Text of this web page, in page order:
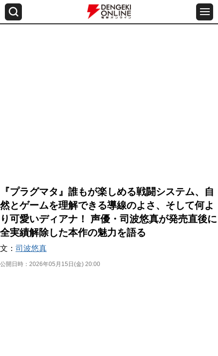
『プラグマタ』誰もが楽しめる戦闘システム、自
然とゲームを理解できる導線のよさ、そして何よ
り可愛いディアナ！ 声優・司波悠真が発売直後に
全実績解除した本作の魅力を語る
文： 司波悠真
公開日時： 2026年05月15日(金) 20:00